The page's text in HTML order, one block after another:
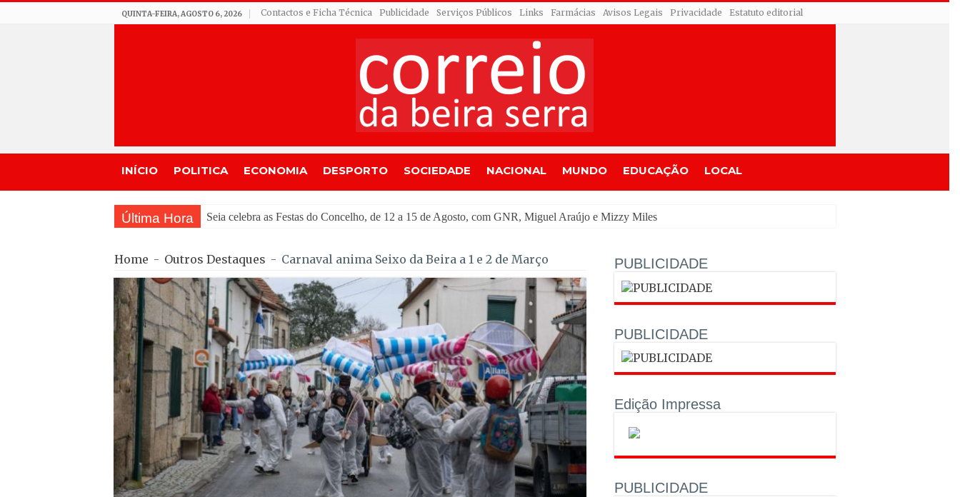
QUINTA-FEIRA, AGOSTO 6, 2026 Contactos e Ficha Técnica Publicidade Serviços Públicos Links Farmácias Avisos Legais Privacidade Estatuto editorial
INÍCIO POLITICA ECONOMIA DESPORTO SOCIEDADE NACIONAL MUNDO EDUCAÇÃO LOCAL
Última Hora GNR de
Home - Outros Destaques - Carnaval anima Seixo da Beira a 1 e 2 de Março PUBLICIDADE
PUBLICIDADE
Edição Impressa
PUBLICIDADE